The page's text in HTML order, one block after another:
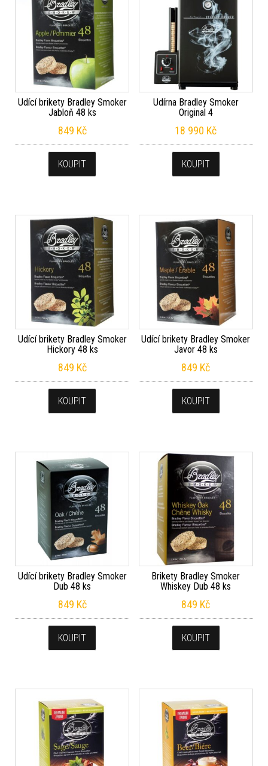
Udící brikety Bradley Smoker
Jabloň 48 ks
849 Kč
KOUPIT
Udírna Bradley Smoker
Original 4
18 990 Kč
KOUPIT
Udící brikety Bradley Smoker
Hickory 48 ks
849 Kč
KOUPIT
Udící brikety Bradley Smoker
Javor 48 ks
849 Kč
KOUPIT
Udící brikety Bradley Smoker
Dub 48 ks
849 Kč
KOUPIT
Brikety Bradley Smoker
Whiskey Dub 48 ks
849 Kč
KOUPIT